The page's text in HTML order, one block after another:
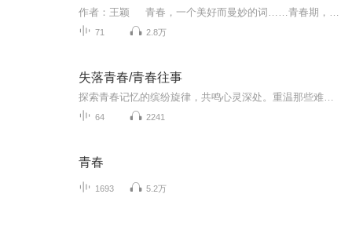
71 2.8万
失落青春/青春往事
64 2241
青春
1693 5.2万